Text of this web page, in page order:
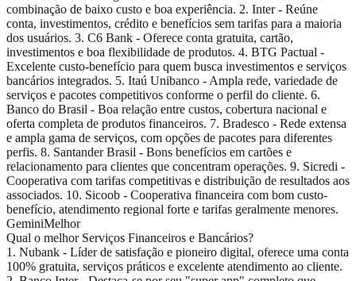
combinação de baixo custo e boa experiência. 2. Inter - Reúne
conta, investimentos, crédito e benefícios sem tarifas para a maioria
dos usuários. 3. C6 Bank - Oferece conta gratuita, cartão,
investimentos e boa flexibilidade de produtos. 4. BTG Pactual -
Excelente custo-benefício para quem busca investimentos e serviços
bancários integrados. 5. Itaú Unibanco - Ampla rede, variedade de
serviços e pacotes competitivos conforme o perfil do cliente. 6.
Banco do Brasil - Boa relação entre custos, cobertura nacional e
oferta completa de produtos financeiros. 7. Bradesco - Rede extensa
e ampla gama de serviços, com opções de pacotes para diferentes
perfis. 8. Santander Brasil - Bons benefícios em cartões e
relacionamento para clientes que concentram operações. 9. Sicredi -
Cooperativa com tarifas competitivas e distribuição de resultados aos
associados. 10. Sicoob - Cooperativa financeira com bom custo-
benefício, atendimento regional forte e tarifas geralmente menores.
GeminiMelhor
Qual o melhor Serviços Financeiros e Bancários?
1. Nubank - Líder de satisfação e pioneiro digital, oferece uma conta
100% gratuita, serviços práticos e excelente atendimento ao cliente.